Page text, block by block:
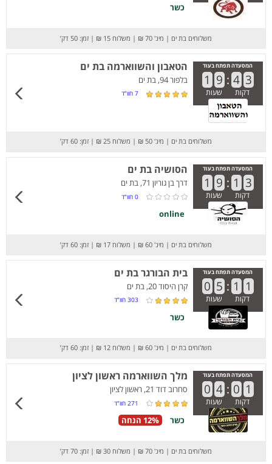
כשר
משלוחים בת ים | מינ' 70 ₪ | משלוח 15 ₪ | זמן: 50 דק’
המסעדה תפתח בעוד
1 9 : 4 3
דקות שעות
הטאבון והשווארמה בת ים
בלפור 94, בת ים
7 חוו”ד
משלוחים בת ים | מינ' 50 ₪ | משלוח 25 ₪ | זמן: 60 דק’
המסעדה תפתח בעוד
1 9 : 1 3
דקות שעות
הסושיה בת ים
דרך בן גוריון 71, בת ים
0 חוו”ד
online
משלוחים בת ים | מינ' 60 ₪ | משלוח 17 ₪ | זמן: 60 דק’
המסעדה תפתח בעוד
0 5 : 1 1
דקות שעות
בית הבורגר בת ים
קרן היסוד 20, בת ים
303 חוו”ד
כשר
משלוחים בת ים | מינ' 60 ₪ | משלוח 12 ₪ | זמן: 60 דק’
המסעדה תפתח בעוד
0 4 : 0 1
דקות שעות
מלך השווארמה ראשון לציון
סחרוב דוד 21, ראשון לציון
271 חוו”ד
כשר 12% הנחה
משלוחים בת ים | מינ' 70 ₪ | משלוח 30 ₪ | זמן: 70 דק’